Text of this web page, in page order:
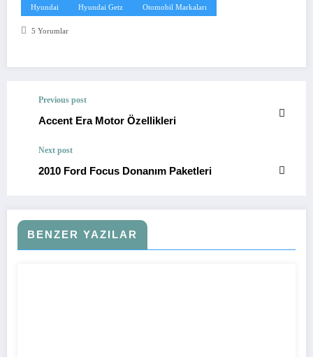
Hyundai Hyundai Getz Otomobil Markaları
5 Yorumlar
Previous post
Accent Era Motor Özellikleri
Next post
2010 Ford Focus Donanım Paketleri
BENZER YAZILAR